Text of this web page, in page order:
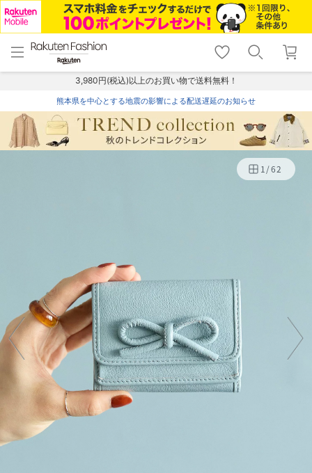
menu home
トップ
shopping_cart lock_outline
ログイン
3,980円(税込)以上のお買い物で送料無料！
熊本県を中心とする地震の影響による配送遅延のお知らせ
1/62